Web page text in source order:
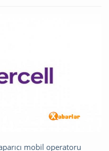
mobil operatoru